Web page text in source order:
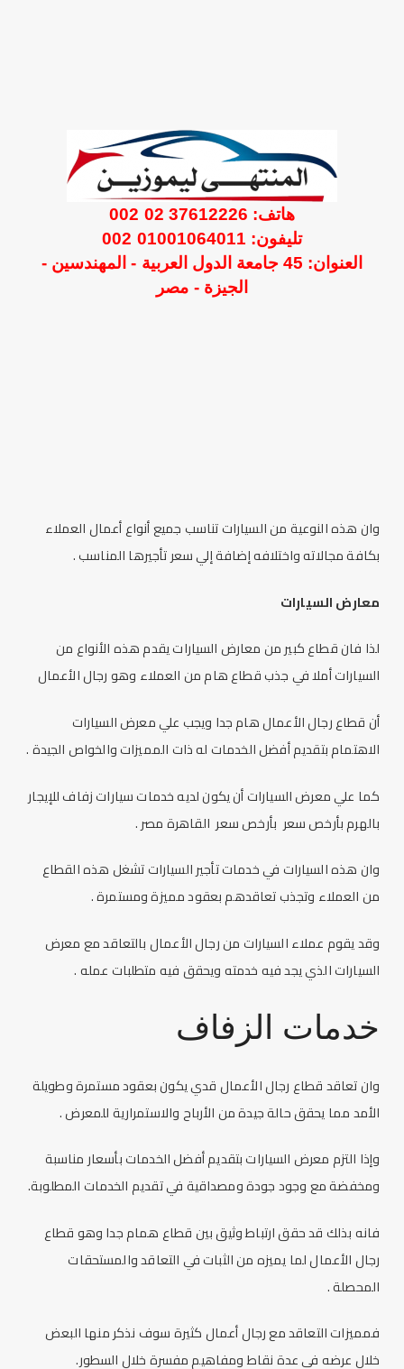
هاتف: 37612226 02 002
تليفون: 01001064011 002
العنوان: 45 جامعة الدول العربية - المهندسين -
الجيزة - مصر
وان هذه النوعية من السيارات تناسب جميع أنواع أعمال العملاء
بكافة مجالاته واختلافه إضافة إلي سعر تأجيرها المناسب .
معارض السيارات
لذا فان قطاع كبير من معارض السيارات يقدم هذه الأنواع من
السيارات أملا في جذب قطاع هام من العملاء وهو رجال الأعمال
أن قطاع رجال الأعمال هام جدا ويجب علي معرض السيارات
الاهتمام بتقديم أفضل الخدمات له ذات المميزات والخواص الجيدة .
كما علي معرض السيارات أن يكون لديه خدماتسيارات زفاف للإيجار
بالهرم بأرخص سعر بأرخص سعر القاهرة مصر .
وان هذه السيارات في خدمات تأجير السيارات تشغل هذه القطاع
من العملاء وتجذب تعاقدهم بعقود مميزة ومستمرة .
وقد يقوم عملاء السيارات من رجال الأعمال بالتعاقد مع معرض
السيارات الذي يجد فيه خدمته ويحقق فيه متطلبات عمله .
خدمات الزفاف
وان تعاقد قطاع رجال الأعمال قدي يكون بعقود مستمرة وطويلة
الأمد مما يحقق حالة جيدة من الأرباح والاستمرارية للمعرض .
وإذا التزم معرض السيارات بتقديم أفضل الخدمات بأسعار مناسبة
ومخفضة مع وجود جودة ومصداقية في تقديم الخدمات المطلوبة.
فانه بذلك قد حقق ارتباط وثيق بين قطاع همام جدا وهو قطاع
رجال الأعمال لما يميزه من الثبات في التعاقد والمستحقات
المحصلة .
فمميزات التعاقد مع رجال أعمال كثيرة سوف نذكر منها البعض
خلال عرضه في عدة نقاط ومفاهيم مفسرة خلال السطور.